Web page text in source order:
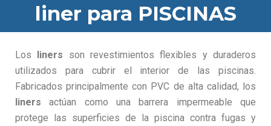
liner para PISCINAS
Los liners son revestimientos flexibles y duraderos
utilizados para cubrir el interior de las piscinas.
Fabricados principalmente con PVC de alta calidad, los
liners actúan como una barrera impermeable que
protege las superficies de la piscina contra fugas y